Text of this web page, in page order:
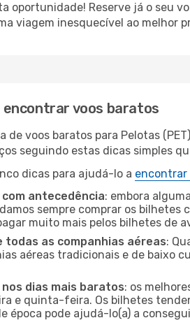
oportunidade! Reserve já o seu
viagem inesquecível ao melhor
encontrar voos baratos
de voos baratos para Pelotas
seguindo estas dicas simples
dicas para ajudá-lo a encontrar
com antecedência: embora
sempre comprar os
muito mais pelos bilhetes de
todas as companhias aéreas:
aéreas tradicionais e de baixo
nos dias mais baratos: os
e quinta-feira. Os bilhetes
época pode ajudá-lo(a) a